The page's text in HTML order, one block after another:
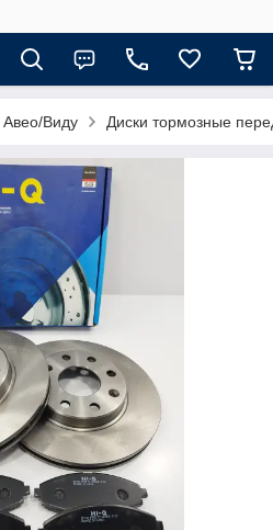
Авео/Виду Диски тормозные